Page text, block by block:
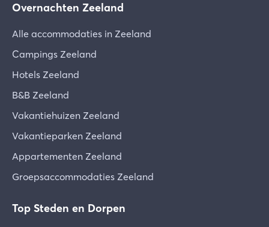
Overnachten Zeeland
Alle accommodaties in Zeeland
Campings Zeeland
Hotels Zeeland
B&B Zeeland
Vakantiehuizen Zeeland
Vakantieparken Zeeland
Appartementen Zeeland
Groepsaccommodaties Zeeland
Top Steden en Dorpen